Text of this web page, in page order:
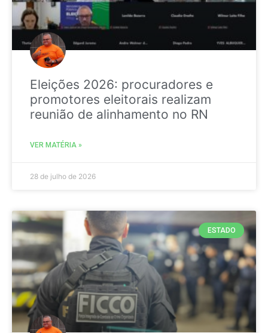
Eleições 2026: procuradores e
promotores eleitorais realizam
reunião de alinhamento no RN
VER MATÉRIA »
28 de julho de 2026
ESTADO